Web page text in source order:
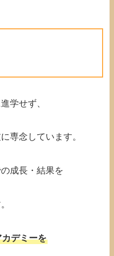
学せず、
専念しています。
成長・結果を
デミーを